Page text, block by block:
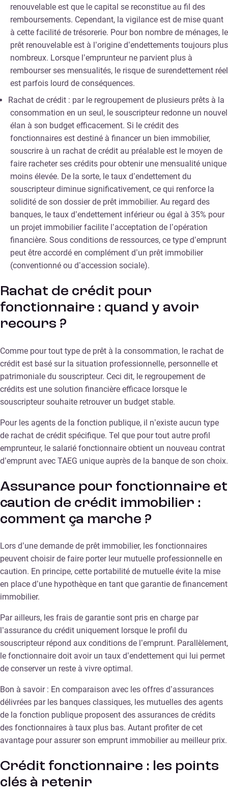
renouvelable est que le capital se reconstitue au fil des
remboursements. Cependant, la vigilance est de mise quant
à cette facilité de trésorerie. Pour bon nombre de ménages, le
prêt renouvelable est à l’origine d’endettements toujours plus
nombreux. Lorsque l’emprunteur ne parvient plus à
rembourser ses mensualités, le risque de surendettement réel
est parfois lourd de conséquences.
Rachat de crédit : par le regroupement de plusieurs prêts à la
consommation en un seul, le souscripteur redonne un nouvel
élan à son budget efficacement. Si le crédit des
fonctionnaires est destiné à financer un bien immobilier,
souscrire à un rachat de crédit au préalable est le moyen de
faire racheter ses crédits pour obtenir une mensualité unique
moins élevée. De la sorte, le taux d’endettement du
souscripteur diminue significativement, ce qui renforce la
solidité de son dossier de prêt immobilier. Au regard des
banques, le taux d’endettement inférieur ou égal à 35% pour
un projet immobilier facilite l’acceptation de l’opération
financière. Sous conditions de ressources, ce type d’emprunt
peut être accordé en complément d’un prêt immobilier
(conventionné ou d’accession sociale).
Rachat de crédit pour
fonctionnaire : quand y avoir
recours ?
Comme pour tout type de prêt à la consommation, le rachat de
crédit est basé sur la situation professionnelle, personnelle et
patrimoniale du souscripteur. Ceci dit, le regroupement de
crédits est une solution financière efficace lorsque le
souscripteur souhaite retrouver un budget stable.
Pour les agents de la fonction publique, il n’existe aucun type
de rachat de crédit spécifique. Tel que pour tout autre profil
emprunteur, le salarié fonctionnaire obtient un nouveau contrat
d’emprunt avec TAEG unique auprès de la banque de son choix.
Assurance pour fonctionnaire et
caution de crédit immobilier :
comment ça marche ?
Lors d’une demande de prêt immobilier, les fonctionnaires
peuvent choisir de faire porter leur mutuelle professionnelle en
caution. En principe, cette portabilité de mutuelle évite la mise
en place d’une hypothèque en tant que garantie de financement
immobilier.
Par ailleurs, les frais de garantie sont pris en charge par
l’assurance du crédit uniquement lorsque le profil du
souscripteur répond aux conditions de l’emprunt. Parallèlement,
le fonctionnaire doit avoir un taux d’endettement qui lui permet
de conserver un reste à vivre optimal.
Bon à savoir : En comparaison avec les offres d’assurances
délivrées par les banques classiques, les mutuelles des agents
de la fonction publique proposent des assurances de crédits
des fonctionnaires à taux plus bas. Autant profiter de cet
avantage pour assurer son emprunt immobilier au meilleur prix.
Crédit fonctionnaire : les points
clés à retenir